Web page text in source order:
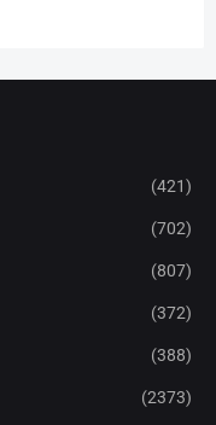
(421)
(702)
(807)
(372)
(388)
(2373)